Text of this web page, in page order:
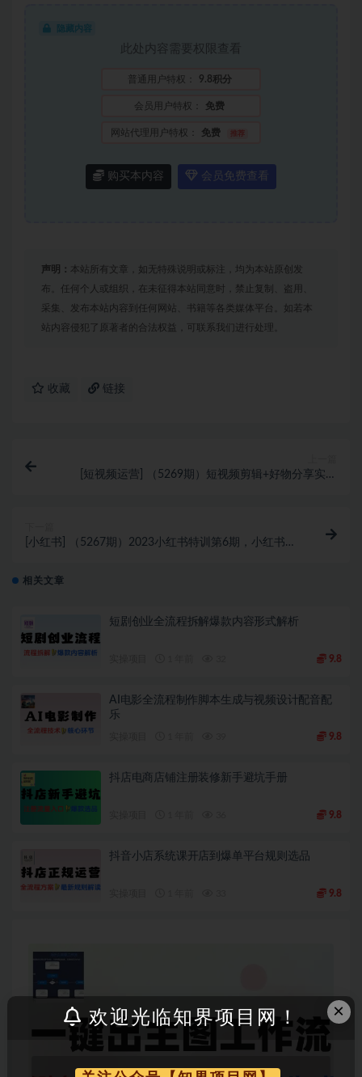
隐藏内容
此处内容需要权限查看
普通用户特权： 9.8积分
会员用户特权： 免费
网站代理用户特权： 免费 推荐
购买本内容 会员免费查看
声明： 本站所有文章，如无特殊说明或标注，均为本站原创发
布。任何个人或组织，在未征得本站同意时，禁止复制、盗用、
采集、发布本站内容到任何网站、书籍等各类媒体平台。如若本
站内容侵犯了原著者的合法权益，可联系我们进行处理。
收藏 链接
[短视频运营] （5269期）短视频剪辑+好物分享实战
[小红书] （5267期）2023小红书特训第6期，小红书90
相关文章
短剧创业全流程拆解爆款内容形式解析
9.8
AI电影全流程制作脚本生成与视频设计配音配
乐
9.8
抖店电商店铺注册装修新手避坑手册
9.8
抖音小店系统课开店到爆单平台规则选品
9.8
×
欢迎光临知界项目网！